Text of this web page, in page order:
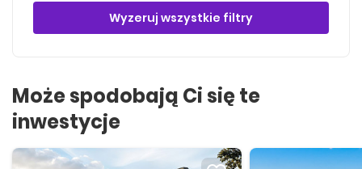
Wyzeruj wszystkie filtry
Może spodobają Ci się te
inwestycje